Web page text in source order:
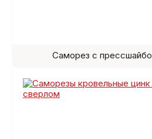
Саморез с